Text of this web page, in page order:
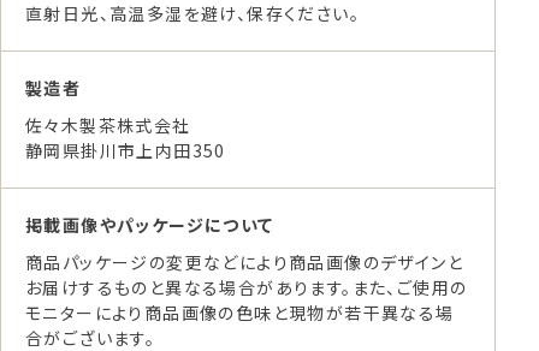
直射日光、高温多湿を避け、保存ください。
製造者
佐々木製茶株式会社
静岡県掛川市上内田350
掲載画像やパッケージについて
商品パッケージの変更などにより商品画像のデザインと
お届けするものと異なる場合があります。また、ご使用の
モニターにより商品画像の色味と現物が若干異なる場
合がございます。